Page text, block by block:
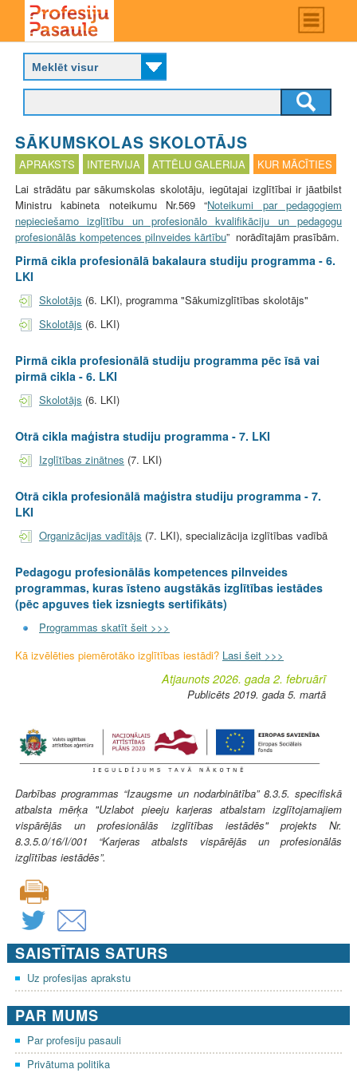
main
content
Main
menu
P
o
f
e
s
i
j
u
p
a
s
a
u
l
e
SĀKUMSKOLAS SKOLOTĀJS
APRAKSTS INTERVIJA ATTĒLU GALERIJA
KUR MĀCĪTIES
Lai strādātu par sākumskolas skolotāju, iegūtajai izglītībai ir jāatbilst
Ministru kabineta noteikumu Nr.569 “Noteikumi par pedagogiem
nepieciešamo izglītību un profesionālo kvalifikāciju un pedagogu
profesionālās kompetences pilnveides kārtību” norādītajām prasībām.
Pirmā cikla profesionālā bakalaura studiju programma - 6.
LKI
Skolotājs (6. LKI), programma "Sākumizglītības skolotājs"
Skolotājs (6. LKI)
Pirmā cikla profesionālā studiju programma pēc īsā vai
pirmā cikla - 6. LKI
Skolotājs (6. LKI)
Otrā cikla maģistra studiju programma - 7. LKI
Izglītības zinātnes (7. LKI)
Otrā cikla profesionālā maģistra studiju programma - 7.
LKI
Organizācijas vadītājs (7. LKI), specializācija izglītības vadībā
Pedagogu profesionālās kompetences pilnveides
programmas, kuras īsteno augstākās izglītības iestādes
(pēc apguves tiek izsniegts sertifikāts)
Programmas skatīt šeit >>>
Kā izvēlēties piemērotāko izglītības iestādi? Lasi šeit >>>
Atjaunots 2026. gada 2. februārī
Publicēts 2019. gada 5. martā
Darbības programmas “Izaugsme un nodarbinātība” 8.3.5. specifiskā
atbalsta mērķa "Uzlabot pieeju karjeras atbalstam izglītojamajiem
vispārējās un profesionālās izglītības iestādēs" projekts Nr.
8.3.5.0/16/I/001 “Karjeras atbalsts vispārējās un profesionālās
izglītības iestādēs”.
SAISTĪTAIS SATURS
Uz profesijas aprakstu
PAR MUMS
Par profesiju pasauli
Privātuma politika